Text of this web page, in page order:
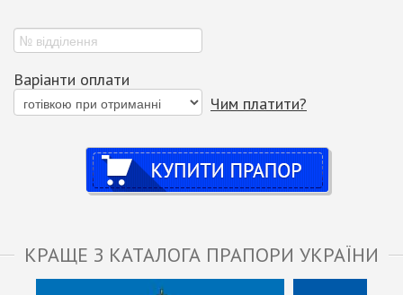
Варіанти оплати
Чим платити?
Купити
КРАЩЕ З КАТАЛОГА ПРАПОРИ УКРАЇНИ